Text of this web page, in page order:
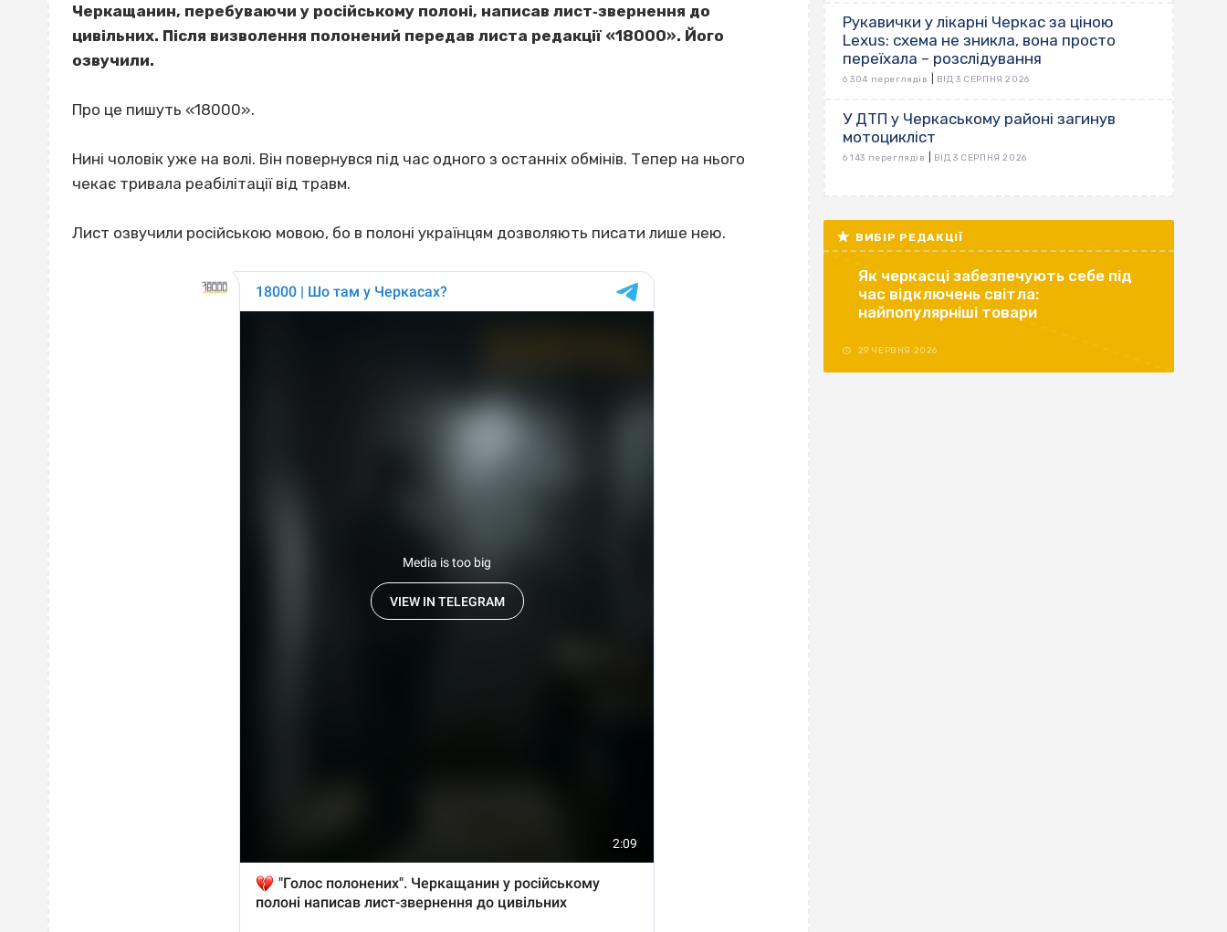
Черкащанин, перебуваючи у російському полоні, написав лист‐звернення до
цивільних. Після визволення полонений передав листа редакції «18000». Його
озвучили.
Про це пишуть «18000».
Нині чоловік уже на волі. Він повернувся під час одного з останніх обмінів. Тепер на нього
чекає тривала реабілітації від травм.
Лист озвучили російською мовою, бо в полоні українцям дозволяють писати лише нею.
Рукавички у лікарні Черкас за ціною
Lexus: схема не зникла, вона просто
переїхала – розслідування
6 304 переглядів ВІД 3 СЕРПНЯ 2026
У ДТП у Черкаському районі загинув
мотоцикліст
6 143 переглядів ВІД 3 СЕРПНЯ 2026
ВИБІР РЕДАКЦІЇ
Як черкасці забезпечують себе під
час відключень світла:
найпопулярніші товари
29 ЧЕРВНЯ 2026